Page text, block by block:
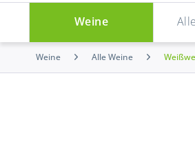
Weine
Weine Alle Weine